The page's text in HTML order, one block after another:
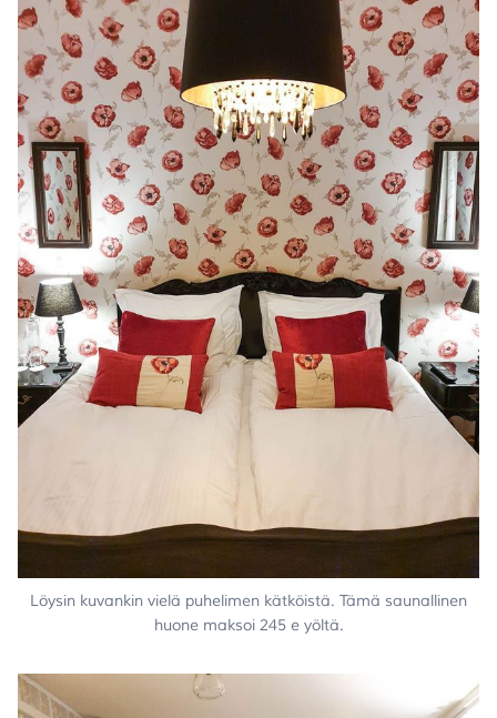
Löysin kuvankin vielä puhelimen kätköistä. Tämä saunallinen
huone maksoi 245 e yöltä.